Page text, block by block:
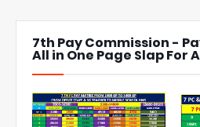
7th Pay Commission -
All in One Page Slap For